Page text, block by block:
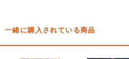
一緒に購入されている商品